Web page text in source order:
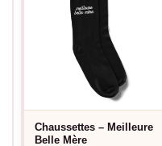
Chaussettes – Meilleure
Belle Mère